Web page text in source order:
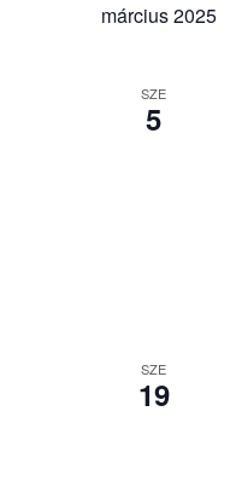
március 2025
SZE
5
SZE
19